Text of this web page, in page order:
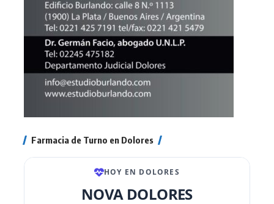
Farmacia de Turno en Dolores